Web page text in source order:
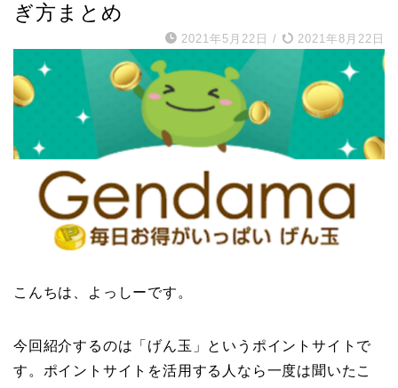
ぎ方まとめ
2021年5月22日 / 2021年8月22日
こんちは、よっしーです。
今回紹介するのは「げん玉」というポイントサイトで
す。ポイントサイトを活用する人なら一度は聞いたこ